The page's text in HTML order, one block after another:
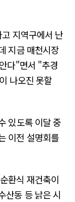
지역구에서 난
지금 매천시장
다"면서 "추경
나오진 못할
있도록 이달 중
이전 설명회를
환식 재건축이
산동 등 낡은 시